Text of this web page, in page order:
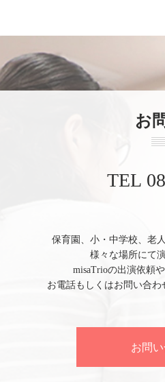
お
TEL
保育園、小・中学校、老
様々な場所にて
misaTrioの出演依頼
お電話もしくはお問い合わ
お問